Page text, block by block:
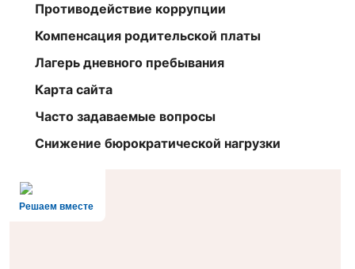
Противодействие коррупции
Компенсация родительской платы
Лагерь дневного пребывания
Карта сайта
Часто задаваемые вопросы
Снижение бюрократической нагрузки
Решаем вместе